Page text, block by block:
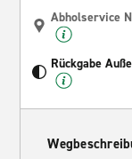
Abholservice
Rückgabe